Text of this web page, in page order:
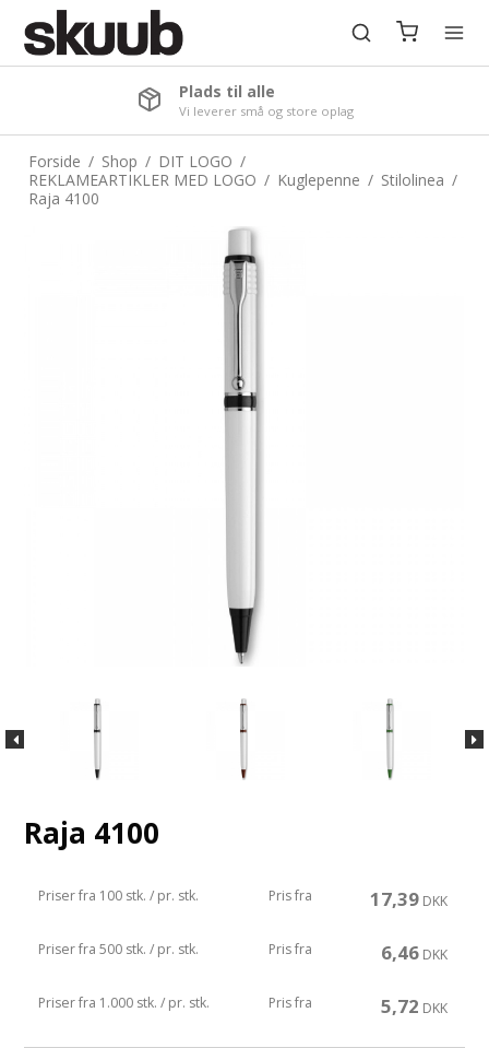
Plads til alle
Vi leverer små og store oplag
Forside / Shop / DIT LOGO /
REKLAMEARTIKLER MED LOGO / Kuglepenne / Stilolinea /
Raja 4100
Raja 4100
Priser fra 100 stk. / pr. stk. Pris fra 17,39 DKK
Priser fra 500 stk. / pr. stk. Pris fra 6,46 DKK
Priser fra 1.000 stk. / pr. stk. Pris fra 5,72 DKK